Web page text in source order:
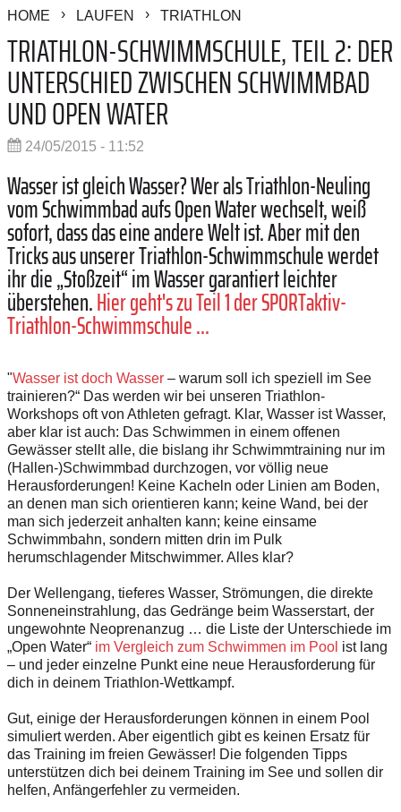
HOME LAUFEN TRIATHLON
TRIATHLON-SCHWIMMSCHULE, TEIL 2: DER
UNTERSCHIED ZWISCHEN SCHWIMMBAD
UND OPEN WATER
24/05/2015 - 11:52
Wasser ist gleich Wasser? Wer als Triathlon-Neuling
vom Schwimmbad aufs Open Water wechselt, weiß
sofort, dass das eine andere Welt ist. Aber mit den
Tricks aus unserer Triathlon-Schwimmschule werdet
ihr die „Stoßzeit“ im Wasser garantiert leichter
überstehen.Hier geht's zu Teil 1 der SPORTaktiv-
Triathlon-Schwimmschule ...
"Wasser ist doch Wasser – warum soll ich speziell im See
trainieren?“ Das werden wir bei unseren Triathlon-
Workshops oft von Athleten gefragt. Klar, Wasser ist Wasser,
aber klar ist auch: Das Schwimmen in einem offenen
Gewässer stellt alle, die bislang ihr Schwimmtraining nur im
(Hallen-)Schwimmbad durchzogen, vor völlig neue
Herausforderungen! Keine Kacheln oder Linien am Boden,
an denen man sich orientieren kann; keine Wand, bei der
man sich jederzeit anhalten kann; keine einsame
Schwimmbahn, sondern mitten drin im Pulk
herumschlagender Mitschwimmer. Alles klar?
Der Wellengang, tieferes Wasser, Strömungen, die direkte
Sonneneinstrahlung, das Gedränge beim Wasserstart, der
ungewohnte Neoprenanzug … die Liste der Unterschiede im
„Open Water“ im Vergleich zum Schwimmen im Pool ist lang
– und jeder einzelne Punkt eine neue Herausforderung für
dich in deinem Triathlon-Wettkampf.
Gut, einige der Herausforderungen können in einem Pool
simuliert werden. Aber eigentlich gibt es keinen Ersatz für
das Training im freien Gewässer! Die folgenden Tipps
unterstützen dich bei deinem Training im See und sollen dir
helfen, Anfängerfehler zu vermeiden.